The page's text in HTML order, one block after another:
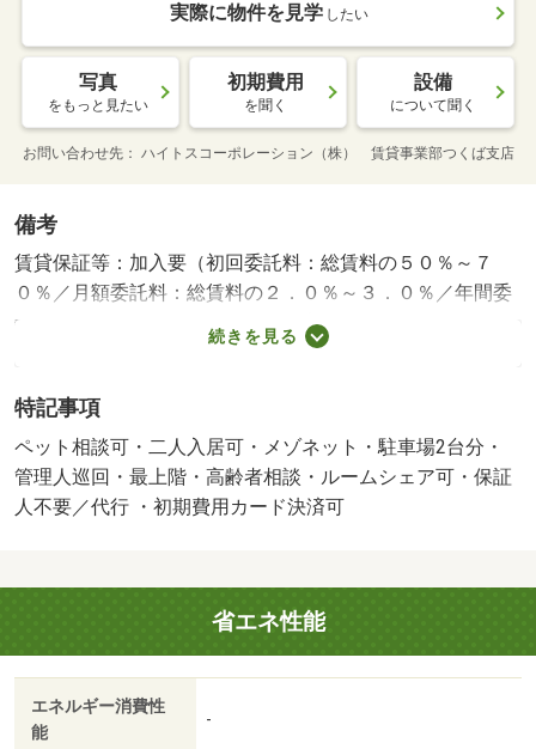
実際に物件を見学 したい
写真
をもっと見たい
初期費用
を聞く
設備
について聞く
お問い合わせ先 ハイトスコーポレーション（株） 賃貸事業部つくば支店
備考
賃貸保証等：加入要（初回委託料：総賃料の５０％～７
０％／月額委託料：総賃料の２．０％～３．０％／年間委
託料：０～１万円）・維持費等：家財保険料１，１００円
／月・管理形態／管理員の勤務形態：巡回・駐輪場：有・
円/２４時間サポート優待サービス 26400円
続きを見る
特記事項
ペット相談可・二人入居可・メゾネット・駐車場2台分・
管理人巡回・最上階・高齢者相談・ルームシェア可・保証
人不要／代行 ・初期費用カード決済可
省エネ性能
エネルギー消費性
能
-